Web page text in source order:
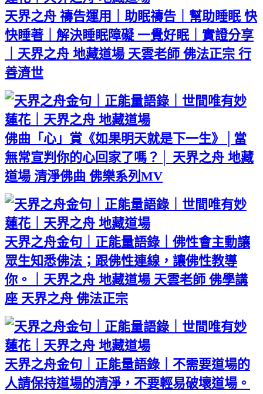
天界之舟 禱告運用｜助眠禱告｜幫助睡眠 快
快睡著｜解決睡眠障礙 一覺好眠｜實證分享
｜天界之舟 地藏道場 天雲老師 佛法正宗 行
善濟世
佛曲「心」賞《如果明天就是下一生》│當
無常宣判你的心回家了嗎？│ 天界之舟 地藏
道場 清淨佛曲 佛樂系列MV
天界之舟金句｜正能量語錄｜佛性會主動讓
眾生知悉佛法；跟佛性連線，讓佛性教導
你。｜天界之舟 地藏道場 天雲老師 佛學講
座 天界之舟 佛法正宗
天界之舟金句｜正能量語錄｜不需要道場的
人請保持道場的清淨，不要輕易破壞道場。